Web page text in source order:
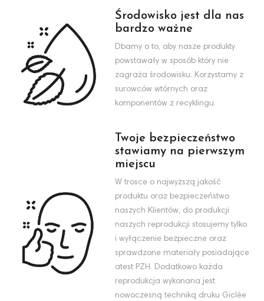
Środowisko jest dla nas
bardzo ważne
Dbamy o to, aby nasze produkty
powstawały w sposób który nie
zagraża środowisku. Korzystamy z
surowców wtórnych oraz
komponentów z recyklingu.
Twoje bezpieczeństwo
stawiamy na pierwszym
miejscu
W trosce o najwyższą jakość
produktu oraz bezpieczeństwo
naszych Klientów, do produkcji
naszych reprodukcji stosujemy tylko
i wyłączenie bezpieczne oraz
sprawdzone materiały posiadające
atest PZH. Dodatkowo każda
reprodukcja wykonana jest
nowoczesną techniką druku Giclée